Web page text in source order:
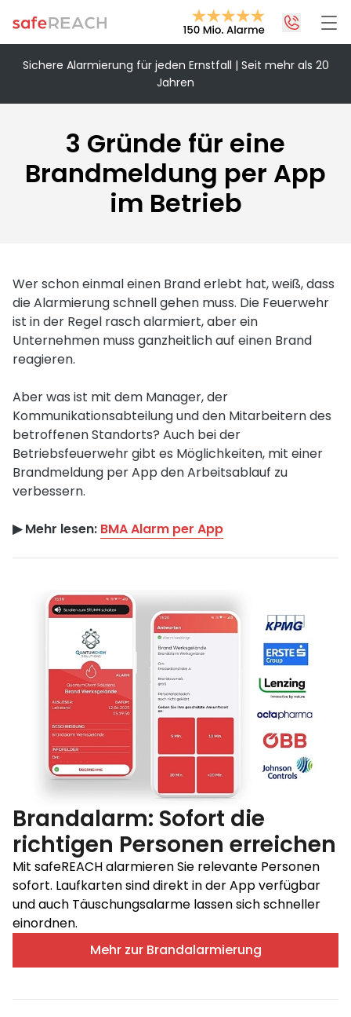
Zum Kontaktformular
Montag bis Donnerstag:
Sichere Alarmierung für jeden Ernstfall | Seit mehr als 20
Jahren
3 Gründe für eine
Brandmeldung per App
im Betrieb
Wer schon einmal einen Brand erlebt hat, weiß, dass
die Alarmierung schnell gehen muss. Die Feuerwehr
ist in der Regel rasch alarmiert, aber ein
Unternehmen muss ganzheitlich auf einen Brand
reagieren.
Aber was ist mit dem Manager, der
Kommunikationsabteilung und den Mitarbeitern des
betroffenen Standorts? Auch bei der
Betriebsfeuerwehr gibt es Möglichkeiten, mit einer
Brandmeldung per App den Arbeitsablauf zu
verbessern.
▶︎ Mehr lesen: BMA Alarm per App
Brandalarm: Sofort die
richtigen Personen erreichen
Mit safeREACH alarmieren Sie relevante Personen
sofort. Laufkarten sind direkt in der App verfügbar
und auch Täuschungsalarme lassen sich schneller
einordnen.
Mehr zur Brandalarmierung